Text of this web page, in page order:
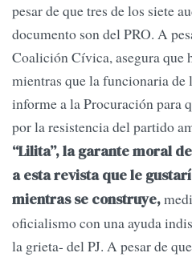
pesar de que tres de los siete
documento son del PRO. A
Coalición Cívica, asegura que
mientras que la funcionaria
informe a la Procuración para
por la resistencia del partido
“Lilita”, la garante moral
a esta revista que le
mientras se construye,
oficialismo con una ayuda
la grieta- del PJ. A pesar de que